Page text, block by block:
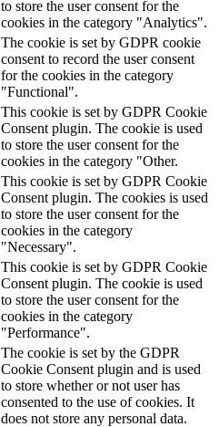
to store the user consent for the
cookies in the category "Analytics".
The cookie is set by GDPR cookie
consent to record the user consent
for the cookies in the category
"Functional".
This cookie is set by GDPR Cookie
Consent plugin. The cookie is used
to store the user consent for the
cookies in the category "Other.
This cookie is set by GDPR Cookie
Consent plugin. The cookies is used
to store the user consent for the
cookies in the category
"Necessary".
This cookie is set by GDPR Cookie
Consent plugin. The cookie is used
to store the user consent for the
cookies in the category
"Performance".
The cookie is set by the GDPR
Cookie Consent plugin and is used
to store whether or not user has
consented to the use of cookies. It
does not store any personal data.